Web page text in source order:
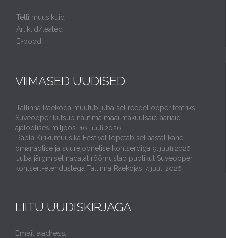
Telli muusikuid
Artiklid/teated
E-pood
VIIMASED UUDISED
Tallinna Raekoda muutub juba sel reedel ooperiteatriks –
Suveooper kutsub nautima maailmakuulsaid aariaid
ajaloolises miljöös.
16. juuli 2026
Rapla Kirikumuusika Festival lõpetab sel aastal kahe
omanäolise ja suurejoonelise kontserdiga 9. juuli 2026
Juba järgmisel nädalal rõõmustab publikut Suveooper
kontsert-etendustega Tallinna Raekojas 7. juuli 2026
LIITU UUDISKIRJAGA
Email aadress: